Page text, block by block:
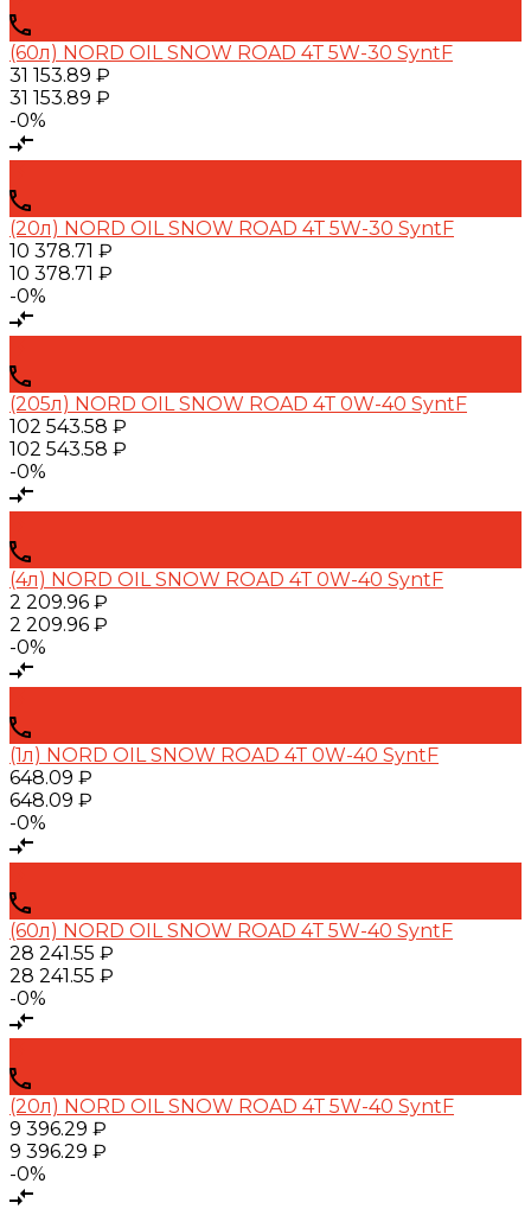
(60л) NORD OIL SNOW ROAD 4Т 5W-30 SyntF
31 153.89 ₽
31 153.89 ₽
-0%
(20л) NORD OIL SNOW ROAD 4Т 5W-30 SyntF
10 378.71 ₽
10 378.71 ₽
-0%
(205л) NORD OIL SNOW ROAD 4Т 0W-40 SyntF
102 543.58 ₽
102 543.58 ₽
-0%
(4л) NORD OIL SNOW ROAD 4Т 0W-40 SyntF
2 209.96 ₽
2 209.96 ₽
-0%
(1л) NORD OIL SNOW ROAD 4Т 0W-40 SyntF
648.09 ₽
648.09 ₽
-0%
(60л) NORD OIL SNOW ROAD 4Т 5W-40 SyntF
28 241.55 ₽
28 241.55 ₽
-0%
(20л) NORD OIL SNOW ROAD 4Т 5W-40 SyntF
9 396.29 ₽
9 396.29 ₽
-0%